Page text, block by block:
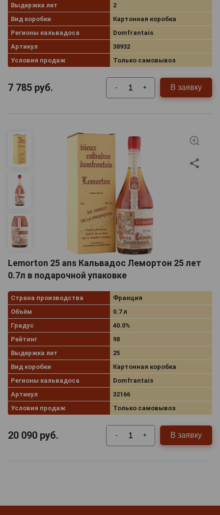
Выдержка лет
2
Вид коробки
Картонная коробка
Регионы кальвадоса
Domfrantais
Артикул
38932
Условия продаж
Только самовывоз
7 785 руб. - + В заявку
Lemorton 25 ans Кальвадос Лемортон 25 лет
0.7л в подарочной упаковке
Страна производства
Франция
Объём
0.7 л
Градус
40.0%
Рейтинг
98
Выдержка лет
25
Вид коробки
Картонная коробка
Регионы кальвадоса
Domfrantais
Артикул
32166
Условия продаж
Только самовывоз
20 090 руб. - + В заявку